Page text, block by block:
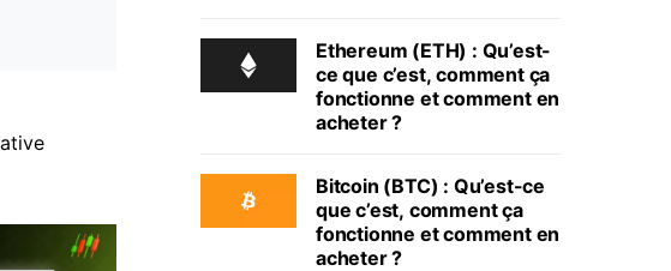
Ethereum (ETH) : Qu’est-
ce que c’est, comment ça
fonctionne et comment en
acheter ?
Bitcoin (BTC) : Qu’est-ce
que c’est, comment ça
fonctionne et comment en
acheter ?